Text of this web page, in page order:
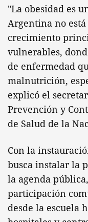
"La obesidad es
Argentina no
crecimiento
vulnerables,
de enfermedad
malnutrición,
explicó el
Prevención y
de Salud de la
Con la
busca instalar la
la agenda
participación
desde la escuela